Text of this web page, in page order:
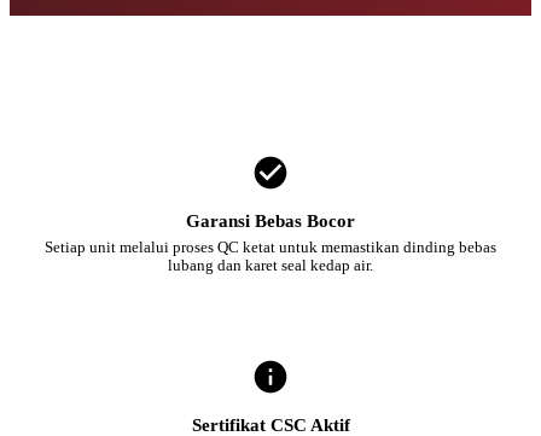
Garansi Bebas Bocor
Setiap unit melalui proses QC ketat untuk memastikan dinding bebas
lubang dan karet seal kedap air.
Sertifikat CSC Aktif